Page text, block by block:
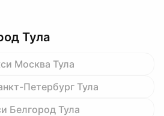
Тула
Москва Тула
Петербург Тула
Белгород Тула